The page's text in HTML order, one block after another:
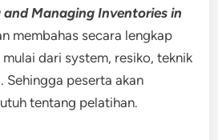
Managing Inventories in
membahas secara lengkap
dari system, resiko, teknik
Sehingga peserta akan
tentang pelatihan.